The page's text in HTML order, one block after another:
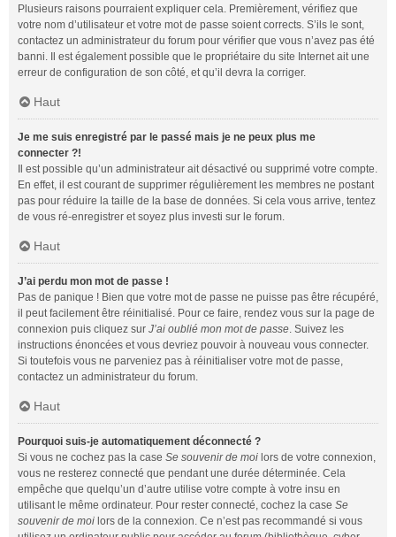
Plusieurs raisons pourraient expliquer cela. Premièrement, vérifiez que
votre nom d’utilisateur et votre mot de passe soient corrects. S’ils le sont,
contactez un administrateur du forum pour vérifier que vous n’avez pas été
banni. Il est également possible que le propriétaire du site Internet ait une
erreur de configuration de son côté, et qu’il devra la corriger.
Haut
Je me suis enregistré par le passé mais je ne peux plus me
connecter ?!
Il est possible qu’un administrateur ait désactivé ou supprimé votre compte.
En effet, il est courant de supprimer régulièrement les membres ne postant
pas pour réduire la taille de la base de données. Si cela vous arrive, tentez
de vous ré-enregistrer et soyez plus investi sur le forum.
Haut
J’ai perdu mon mot de passe !
Pas de panique ! Bien que votre mot de passe ne puisse pas être récupéré,
il peut facilement être réinitialisé. Pour ce faire, rendez vous sur la page de
connexion puis cliquez sur J’ai oublié mon mot de passe. Suivez les
instructions énoncées et vous devriez pouvoir à nouveau vous connecter.
Si toutefois vous ne parveniez pas à réinitialiser votre mot de passe,
contactez un administrateur du forum.
Haut
Pourquoi suis-je automatiquement déconnecté ?
Si vous ne cochez pas la case Se souvenir de moi lors de votre connexion,
vous ne resterez connecté que pendant une durée déterminée. Cela
empêche que quelqu’un d’autre utilise votre compte à votre insu en
utilisant le même ordinateur. Pour rester connecté, cochez la case Se
souvenir de moi lors de la connexion. Ce n’est pas recommandé si vous